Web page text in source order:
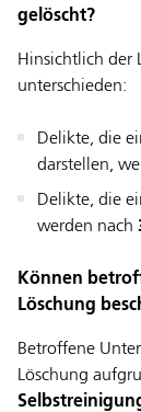
gelöscht?
Hinsichtlich der
unterschieden:
Delikte, die
darstellen,
Delikte, die
werden nach
Können
Löschung
Betroffene
Löschung